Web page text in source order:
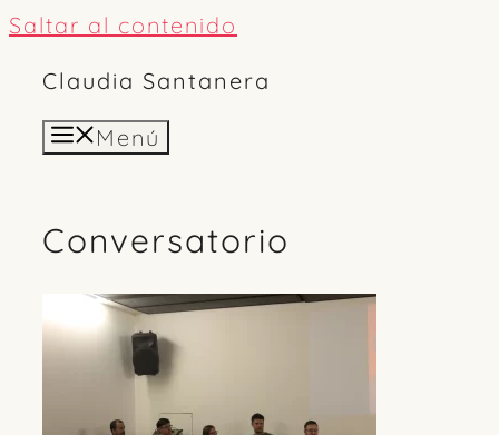
Saltar al contenido
Claudia Santanera
Menú
Conversatorio